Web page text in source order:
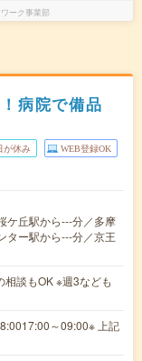
ーク事業部
病院で備品
が休み WEB登録OK
ケ丘駅から---分／多摩
ター駅から---分／京王
談もOK ※週3なども
～09:00※ 上記